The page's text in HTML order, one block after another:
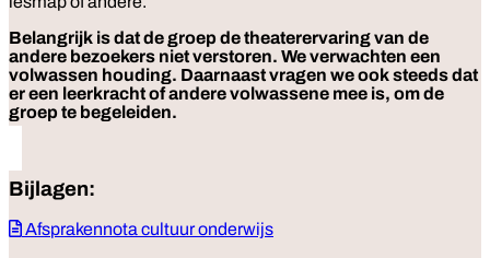
Belangrijk is dat de groep de theaterervaring van de
andere bezoekers niet verstoren. We verwachten een
volwassen houding. Daarnaast vragen we ook steeds dat
er een leerkracht of andere volwassene mee is, om de
groep te begeleiden.
Bijlagen:
Afsprakennota cultuur onderwijs